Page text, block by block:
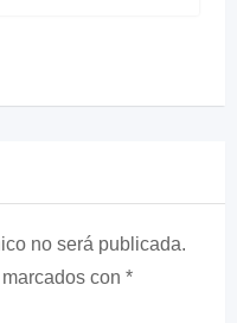
no será publicada.
con *